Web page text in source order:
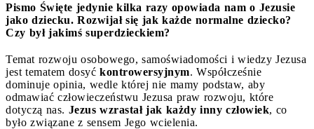
Pismo Święte jedynie kilka razy opowiada nam o Jezusie
jako dziecku. Rozwijał się jak każde normalne dziecko?
Czy był jakimś superdzieckiem?
Temat rozwoju osobowego, samoświadomości i wiedzy Jezusa
jest tematem dosyć kontrowersyjnym. Współcześnie
dominuje opinia, wedle której nie mamy podstaw, aby
odmawiać człowieczeństwu Jezusa praw rozwoju, które
dotyczą nas. Jezus wzrastał jak każdy inny człowiek, co
było związane z sensem Jego wcielenia.